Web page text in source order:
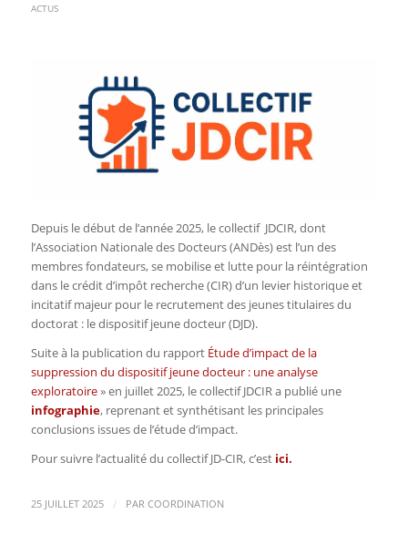
ACTUS
Depuis le début de l’année 2025, le collectif JDCIR, dont
l’Association Nationale des Docteurs (ANDès) est l’un des
membres fondateurs, se mobilise et lutte pour la réintégration
dans le crédit d’impôt recherche (CIR) d’un levier historique et
incitatif majeur pour le recrutement des jeunes titulaires du
doctorat : le dispositif jeune docteur (DJD).
Suite à la publication du rapport Étude d’impact de la
suppression du dispositif jeune docteur : une analyse
exploratoire» en juillet 2025, le collectif JDCIR a publié une
infographie, reprenant et synthétisant les principales
conclusions issues de l’étude d’impact.
Pour suivre l’actualité du collectif JD-CIR, c’est ici.
25 JUILLET 2025 / PAR COORDINATION